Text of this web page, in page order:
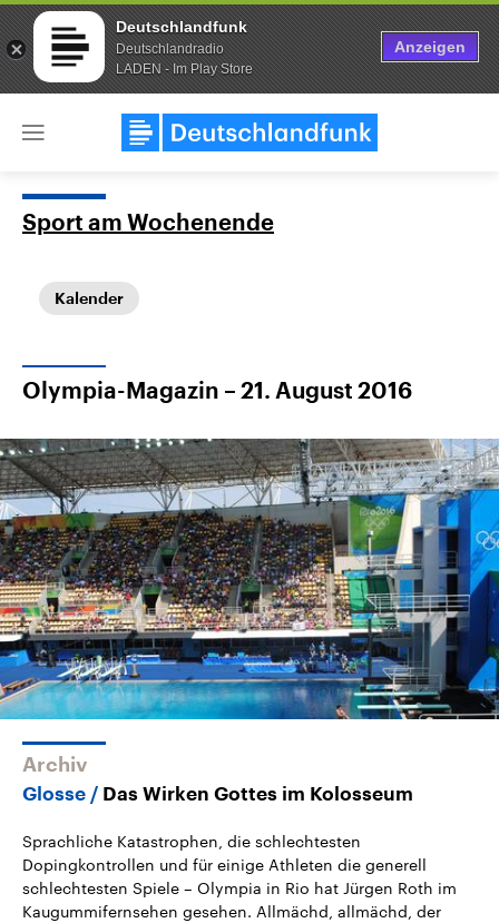
Deutschlandfunk
Deutschlandradio
LADEN - Im Play Store
Anzeigen
Close
Landtagswahl Sachsen-Anhalt
2026
Alle Informationen
Sachsen-Anhalt wählt am 6.
September 2026 einen neuen
Landtag. Seit 2021 wird das
Bundesland von einer Koalition aus
CDU, SPD und FDP regiert.-
Umfragen, Prognosen,
Wahlprogramme, aktuelle Berichte
und Hintergründe zu den Parteien
und Kandidaten der anstehenden
Wahl.
USA
Aktuelle Beiträge,
Hintergründe
Wirtschaftlich und
gehören die Vereinigten
den mächtigsten Ländern
mit großem Einfluss auf
aktuelle Weltgeschehen.
Sendungen Programm Podcasts
Audio-Archiv
Sport am Wochenende
Kalender
Olympia-Magazin – 21. August 2016
Archiv
Glosse Das Wirken Gottes im Kolosseum
Sprachliche Katastrophen, die schlechtesten
Dopingkontrollen und für einige Athleten die generell
schlechtesten Spiele – Olympia in Rio hat Jürgen Roth im
Kaugummifernsehen gesehen. Allmächd, allmächd, der